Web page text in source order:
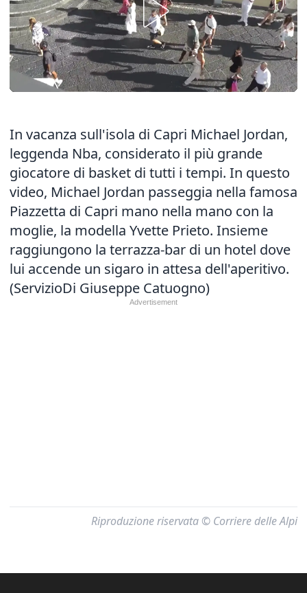
In vacanza sull'isola di Capri Michael Jordan,
leggenda Nba, considerato il più grande
giocatore di basket di tutti i tempi. In questo
video, Michael Jordan passeggia nella famosa
Piazzetta di Capri mano nella mano con la
moglie, la modella Yvette Prieto. Insieme
raggiungono la terrazza-bar di un hotel dove
lui accende un sigaro in attesa dell'aperitivo.
(ServizioDi Giuseppe Catuogno)
Riproduzione riservata © Corriere delle Alpi